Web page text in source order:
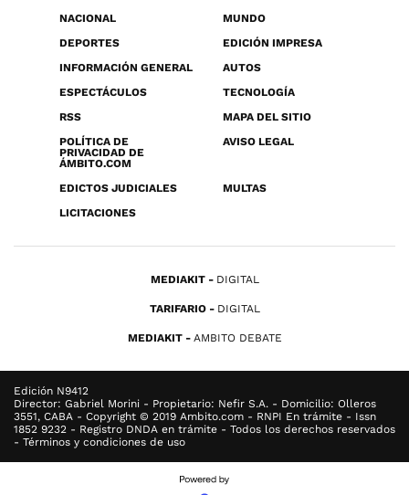
NACIONAL
MUNDO
DEPORTES
EDICIÓN IMPRESA
INFORMACIÓN GENERAL
AUTOS
ESPECTÁCULOS
TECNOLOGÍA
RSS
MAPA DEL SITIO
POLÍTICA DE
PRIVACIDAD DE
ÁMBITO.COM
AVISO LEGAL
EDICTOS JUDICIALES
MULTAS
LICITACIONES
MEDIAKIT DIGITAL
TARIFARIO DIGITAL
MEDIAKIT AMBITO DEBATE
Edición N9412
Director: Gabriel Morini - Propietario: Nefir S.A. - Domicilio: Olleros
3551, CABA - Copyright © 2019 Ambito.com - RNPI En trámite - Issn
1852 9232 - Registro DNDA en trámite - Todos los derechos reservados
- Términos y condiciones de uso